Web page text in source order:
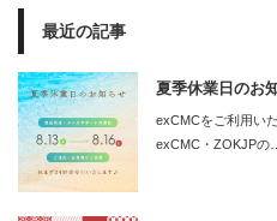
最近の記事
夏季休業日のお
exCMCをご利用い
exCMC・ZOKJPの…